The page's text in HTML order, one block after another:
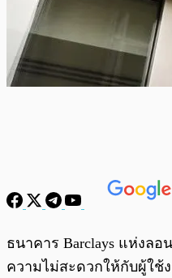
พร้อมเล่น
ธนาคาร Barclays แห่งลอ
ความไม่สะดวกให้กับผู้ใช้ง